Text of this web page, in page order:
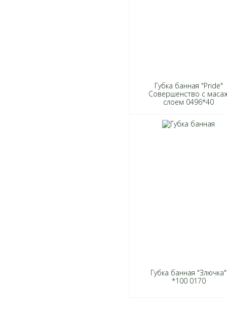
Губка банная "Pride"
Совершенство с
слоем 0496*40
Губка банная "Злючка"
*100 0170